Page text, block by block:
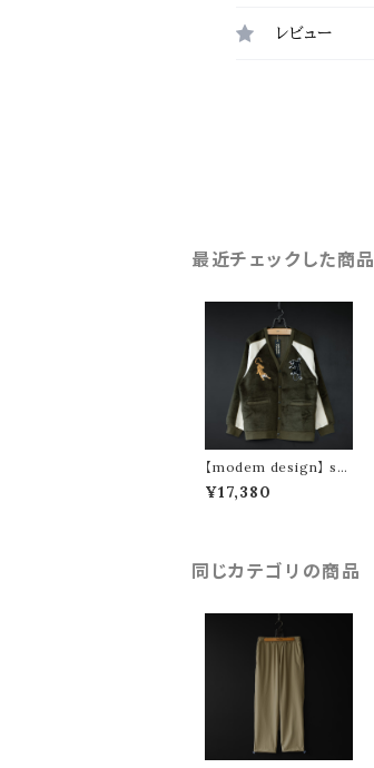
レビュー
最近チェックした商品
【modem design】 sh
aggy souvenir cardi
gan (olive)
¥17,380
同じカテゴリの商品